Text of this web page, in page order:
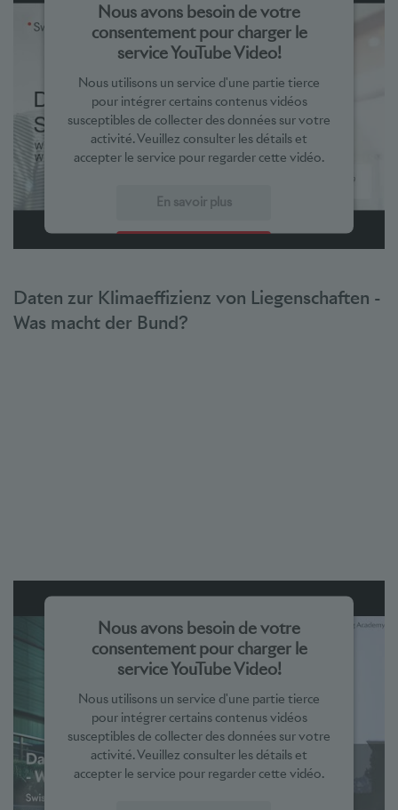
Nous avons besoin de votre
consentement pour charger le
service YouTube Video!
Nous utilisons un service d'une partie tierce
pour intégrer certains contenus vidéos
susceptibles de collecter des données sur votre
activité. Veuillez consulter les détails et
accepter le service pour regarder cette vidéo.
En savoir plus
Accepter
powered by Usercentrics Consent Management Platform
Daten zur Klimaeffizienz von Liegenschaften -
Was macht der Bund?
Nous avons besoin de votre
consentement pour charger le
service YouTube Video!
Nous utilisons un service d'une partie tierce
pour intégrer certains contenus vidéos
susceptibles de collecter des données sur votre
activité. Veuillez consulter les détails et
accepter le service pour regarder cette vidéo.